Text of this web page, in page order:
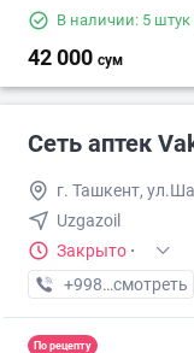
В наличии: 5 штук
42 000 сум
Сеть аптек
г. Ташкент,
Uzgazoil
Закрыто ·
+998 (77) XXX-
смотреть
По рецепту